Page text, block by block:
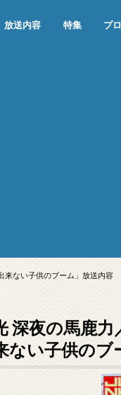
放送内容 特集 プ
来ない子供のブーム」放送内容
深夜の馬鹿
ない子供のブ